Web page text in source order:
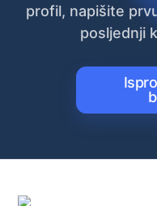
profil, napišite
posljednji